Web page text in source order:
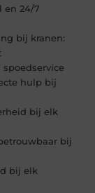
en 24/7
bij kranen:
hulp bij
bij elk
bij
bij elk